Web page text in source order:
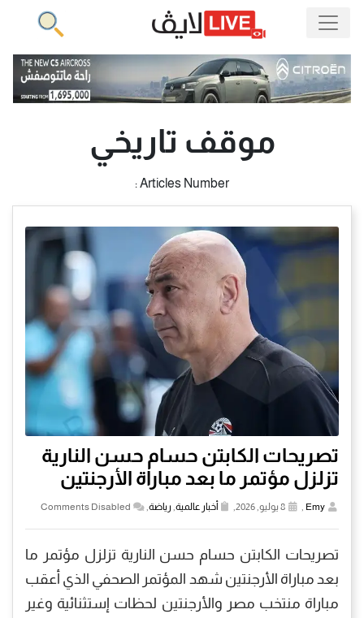
موقف تاريخي
Articles Number :
تصريحات الكابتن حسام حسن النارية
تزلزل مؤتمر ما بعد مباراة الأرجنتين
Emy أخبار عالمية رياضة Comments Disabled
تصريحات الكابتن حسام حسن النارية تزلزل مؤتمر ما
بعد مباراة الأرجنتين شهد المؤتمر الصحفي الذي أعقب
مباراة منتخب مصر والأرجنتين لحظات إستثنائية وغير